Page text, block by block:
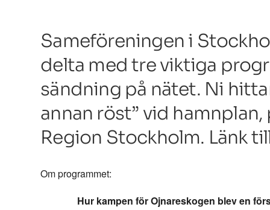
Sameföreningen i
delta med tre viktiga
sändning på nätet. Ni
annan röst” vid
Region Stockholm. Länk
Om programmet:
Hur kampen för Ojnareskogen blev en